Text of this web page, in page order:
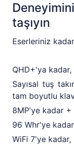
taşıyın
Eserleriniz
QHD+'ya kadar,
Sayısal tuş
tam boyutlu
8MP'ye kadar +
96 Whr'ye
WiFi 7'ye kadar,